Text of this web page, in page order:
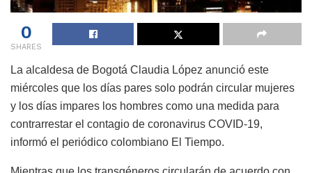
0
SHARES
La alcaldesa de Bogotá Claudia López anunció este
miércoles que los días pares solo podrán circular mujeres
y los días impares los hombres como una medida para
contrarrestar el contagio de coronavirus COVID-19,
informó el periódico colombiano El Tiempo.